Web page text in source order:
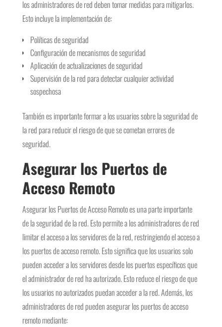
los administradores de red deben tomar medidas para mitigarlos.
Esto incluye la implementación de:
Políticas de seguridad
Configuración de mecanismos de seguridad
Aplicación de actualizaciones de seguridad
Supervisión de la red para detectar cualquier actividad
sospechosa
También es importante formar a los usuarios sobre la seguridad de
la red para reducir el riesgo de que se cometan errores de
seguridad.
Asegurar los Puertos de
Acceso Remoto
Asegurar los Puertos de Acceso Remoto es una parte importante
de la seguridad de la red. Esto permite a los administradores de red
limitar el acceso a los servidores de la red, restringiendo el acceso a
los puertos de acceso remoto. Esto significa que los usuarios solo
pueden acceder a los servidores desde los puertos específicos que
el administrador de red ha autorizado. Esto reduce el riesgo de que
los usuarios no autorizados puedan acceder a la red. Además, los
administradores de red pueden asegurar los puertos de acceso
remoto mediante: